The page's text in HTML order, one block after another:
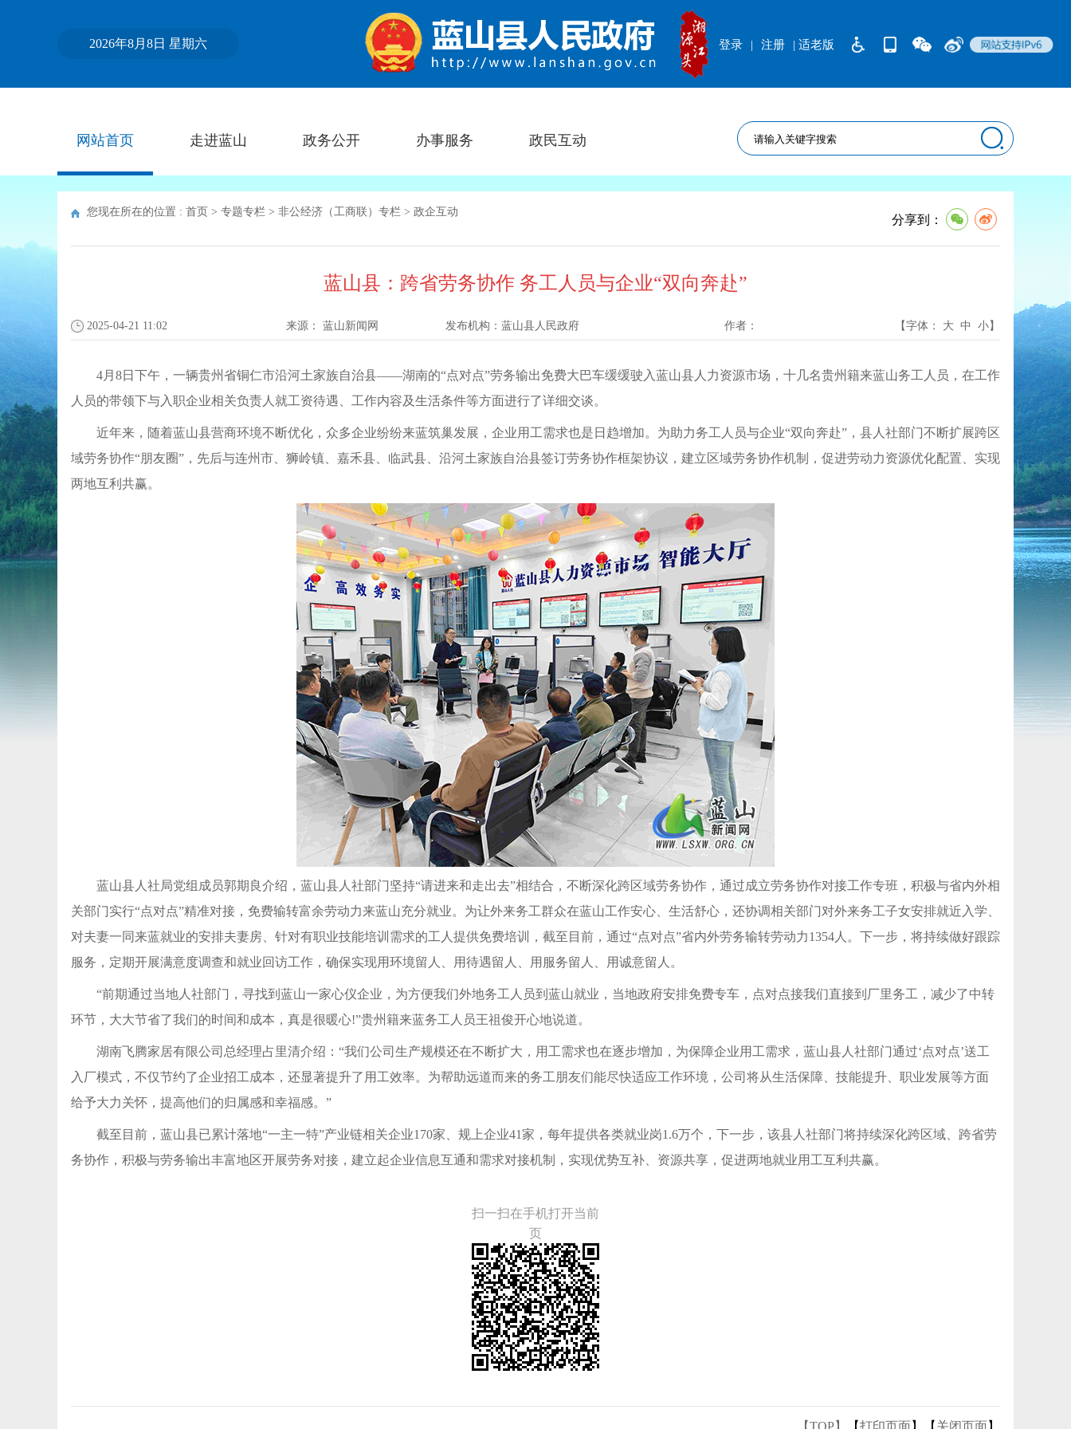
2026年8月8日 星期六 | 适老版
登录 | 注册
网站首页 走进蓝山 政务公开 办事服务 政民互动
您现在所在的位置 : 首页 > 专题专栏 > 非公经济（工商联）专栏 > 政企互动
分享到：
蓝山县：跨省劳务协作 务工人员与企业“双向奔赴”
2025-04-21 11:02 来源： 蓝山新闻网 发布机构： 蓝山县人民政府 作者： 【字体： 大 中 小】
4月8日下午，一辆贵州省铜仁市沿河土家族自治县——湖南的“点对点”劳务输出免费大巴车缓缓驶入蓝山县人力资源市场，十几名贵州籍来蓝山务工人员，在工作
人员的带领下与入职企业相关负责人就工资待遇、工作内容及生活条件等方面进行了详细交谈。
近年来，随着蓝山县营商环境不断优化，众多企业纷纷来蓝筑巢发展，企业用工需求也是日趋增加。为助力务工人员与企业“双向奔赴”，县人社部门不断扩展跨区
域劳务协作“朋友圈”，先后与连州市、狮岭镇、嘉禾县、临武县、沿河土家族自治县签订劳务协作框架协议，建立区域劳务协作机制，促进劳动力资源优化配置、实现
两地互利共赢。
蓝山县人社局党组成员郭期良介绍，蓝山县人社部门坚持“请进来和走出去”相结合，不断深化跨区域劳务协作，通过成立劳务协作对接工作专班，积极与省内外相
关部门实行“点对点”精准对接，免费输转富余劳动力来蓝山充分就业。为让外来务工群众在蓝山工作安心、生活舒心，还协调相关部门对外来务工子女安排就近入学、
对夫妻一同来蓝就业的安排夫妻房、针对有职业技能培训需求的工人提供免费培训，截至目前，通过“点对点”省内外劳务输转劳动力1354人。下一步，将持续做好跟踪
服务，定期开展满意度调查和就业回访工作，确保实现用环境留人、用待遇留人、用服务留人、用诚意留人。
“前期通过当地人社部门，寻找到蓝山一家心仪企业，为方便我们外地务工人员到蓝山就业，当地政府安排免费专车，点对点接我们直接到厂里务工，减少了中转
环节，大大节省了我们的时间和成本，真是很暖心!”贵州籍来蓝务工人员王祖俊开心地说道。
湖南飞腾家居有限公司总经理占里清介绍：“我们公司生产规模还在不断扩大，用工需求也在逐步增加，为保障企业用工需求，蓝山县人社部门通过‘点对点’送工
入厂模式，不仅节约了企业招工成本，还显著提升了用工效率。为帮助远道而来的务工朋友们能尽快适应工作环境，公司将从生活保障、技能提升、职业发展等方面
给予大力关怀，提高他们的归属感和幸福感。”
截至目前，蓝山县已累计落地“一主一特”产业链相关企业170家、规上企业41家，每年提供各类就业岗1.6万个，下一步，该县人社部门将持续深化跨区域、跨省劳
务协作，积极与劳务输出丰富地区开展劳务对接，建立起企业信息互通和需求对接机制，实现优势互补、资源共享，促进两地就业用工互利共赢。
扫一扫在手机打开当前
页
【TOP】 【打印页面】【 关闭页面】